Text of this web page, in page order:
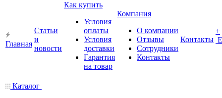
Главная
Статьи
и
новости
Как купить
Условия
оплаты
Условия
доставки
Гарантия
на товар
Компания
О компании
Отзывы
Сотрудники
Контакты
Контакты
+
Каталог